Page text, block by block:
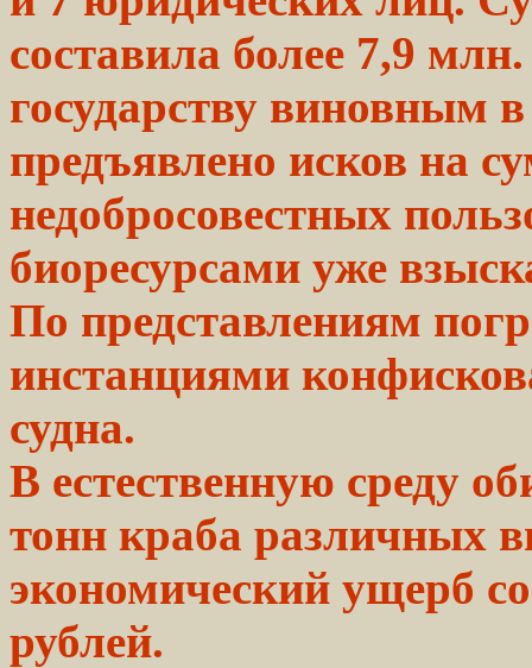
составила более 7,9 млн.
государству виновным
предъявлено исков на
недобросовестных
биоресурсами уже
По представлениям
инстанциями
судна.
В естественную среду
тонн краба различных
экономический ущерб
рублей.